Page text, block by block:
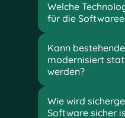
Welche
für die
Kann
modernisiert
werden?
Wie wird
Software sicher